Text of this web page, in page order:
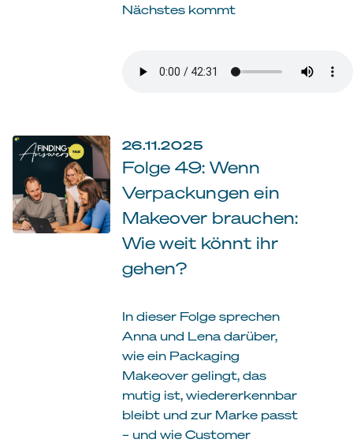
Nächstes kommt
26.11.2025
Folge 49: Wenn
Verpackungen ein
Makeover brauchen:
Wie weit könnt ihr
gehen?
In dieser Folge sprechen
Anna und Lena darüber,
wie ein Packaging
Makeover gelingt, das
mutig ist, wiedererkennbar
bleibt und zur Marke passt
– und wie Customer